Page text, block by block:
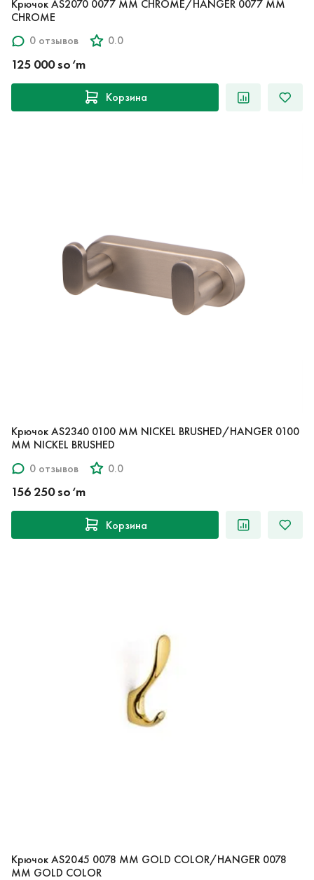
Крючок AS2070 0077 MM CHROME/HANGER 0077 MM
CHROME
0 отзывов
0.0
125 000 so‘m
Корзина
Крючок AS2340 0100 MM NICKEL BRUSHED/HANGER 0100
MM NICKEL BRUSHED
0 отзывов
0.0
156 250 so‘m
Корзина
Крючок AS2045 0078 MM GOLD COLOR/HANGER 0078
MM GOLD COLOR